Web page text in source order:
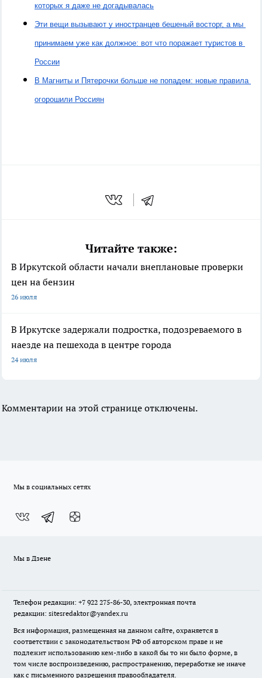
которых я даже не догадывалась
Эти вещи вызывают у иностранцев бешеный восторг, а мы
принимаем уже как должное: вот что поражает туристов в
России
В Магниты и Пятерочки больше не попадем: новые правила
огорошили Россиян
Читайте также:
В Иркутской области начали внеплановые проверки
цен на бензин
26 июля
В Иркутске задержали подростка, подозреваемого в
наезде на пешехода в центре города
24 июля
Комментарии на этой странице отключены.
Мы в социальных сетях
Мы в Дзене
Телефон редакции: +7 922 275-86-30, электронная почта
редакции: sitesredaktor@yandex.ru
Вся информация, размещенная на данном сайте, охраняется в
соответствии с законодательством РФ об авторском праве и не
подлежит использованию кем-либо в какой бы то ни было форме, в
том числе воспроизведению, распространению, переработке не иначе
как с письменного разрешения правообладателя.